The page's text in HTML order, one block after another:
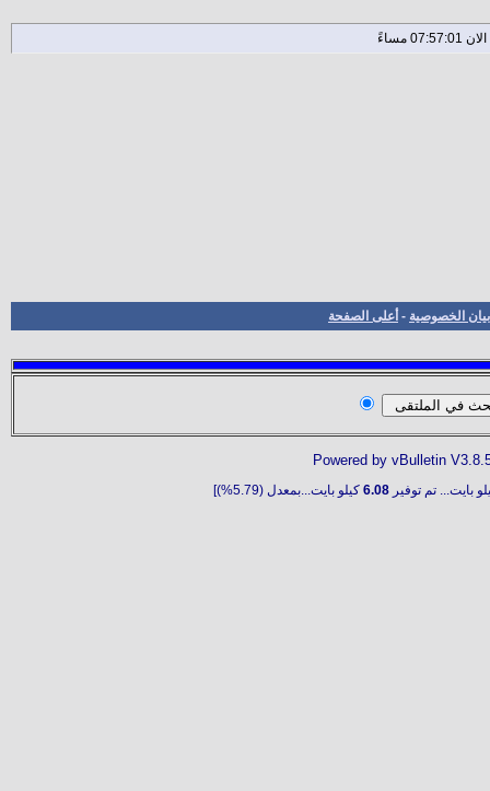
بيان الخصوصية - أعلى الصفحة
Powered by vBulletin
بايت... تم توفير6.08 كيلو بايت...بمعدل (5.79%)]